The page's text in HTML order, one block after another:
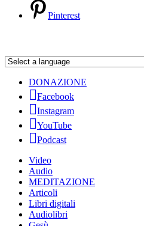
Pinterest
DONAZIONE
Facebook
Instagram
YouTube
Podcast
Video
Audio
MEDITAZIONE
Articoli
Libri digitali
Audiolibri